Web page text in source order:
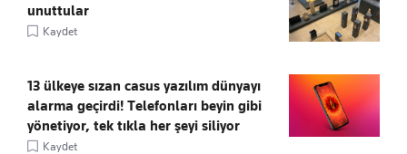
unuttular
Kaydet
13 ülkeye sızan casus yazılım dünyayı
alarma geçirdi! Telefonları beyin gibi
yönetiyor, tek tıkla her şeyi siliyor
Kaydet